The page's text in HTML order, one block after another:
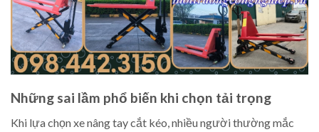
Những sai lầm phổ biến khi chọn tải trọng
Khi lựa chọn xe nâng tay cắt kéo, nhiều người thường mắc